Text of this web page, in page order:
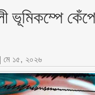
ভূমিকম্পে
| মে ১৫, ২০২৬